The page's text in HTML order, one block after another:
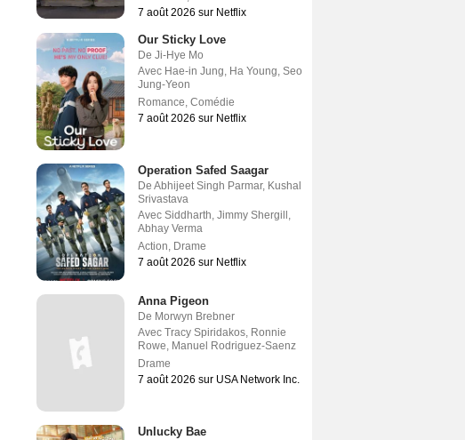
7 août 2026 sur Netflix
Our Sticky Love
De Ji-Hye Mo
Avec Hae-in Jung, Ha Young, Seo
Jung-Yeon
Romance, Comédie
7 août 2026 sur Netflix
Operation Safed Saagar
De Abhijeet Singh Parmar, Kushal
Srivastava
Avec Siddharth, Jimmy Shergill ,
Abhay Verma
Action, Drame
7 août 2026 sur Netflix
Anna Pigeon
De Morwyn Brebner
Avec Tracy Spiridakos, Ronnie
Rowe, Manuel Rodriguez-Saenz
Drame
7 août 2026 sur USA Network Inc.
Unlucky Bae